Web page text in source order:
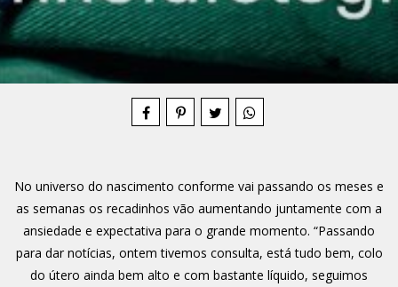
No universo do nascimento conforme vai passando os meses e
as semanas os recadinhos vão aumentando juntamente com a
ansiedade e expectativa para o grande momento. “Passando
para dar notícias, ontem tivemos consulta, está tudo bem, colo
do útero ainda bem alto e com bastante líquido, seguimos